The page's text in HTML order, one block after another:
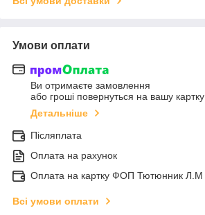
Умови оплати
Ви отримаєте замовлення
або гроші повернуться на вашу картку
Детальніше
Післяплата
Оплата на рахунок
Оплата на картку ФОП Тютюнник Л.М
Всі умови оплати